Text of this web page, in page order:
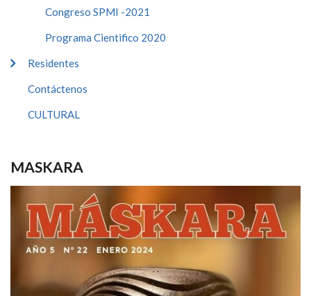
Congreso SPMI -2021
Programa Cientifico 2020
Residentes
Contáctenos
CULTURAL
MASKARA